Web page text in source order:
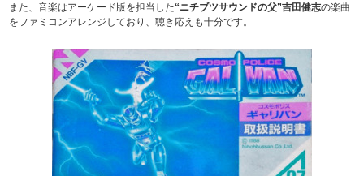
また、音楽はアーケード版を担当した“ニチブツサウンドの父”吉田健志の楽曲
をファミコンアレンジしており、聴き応えも十分です。